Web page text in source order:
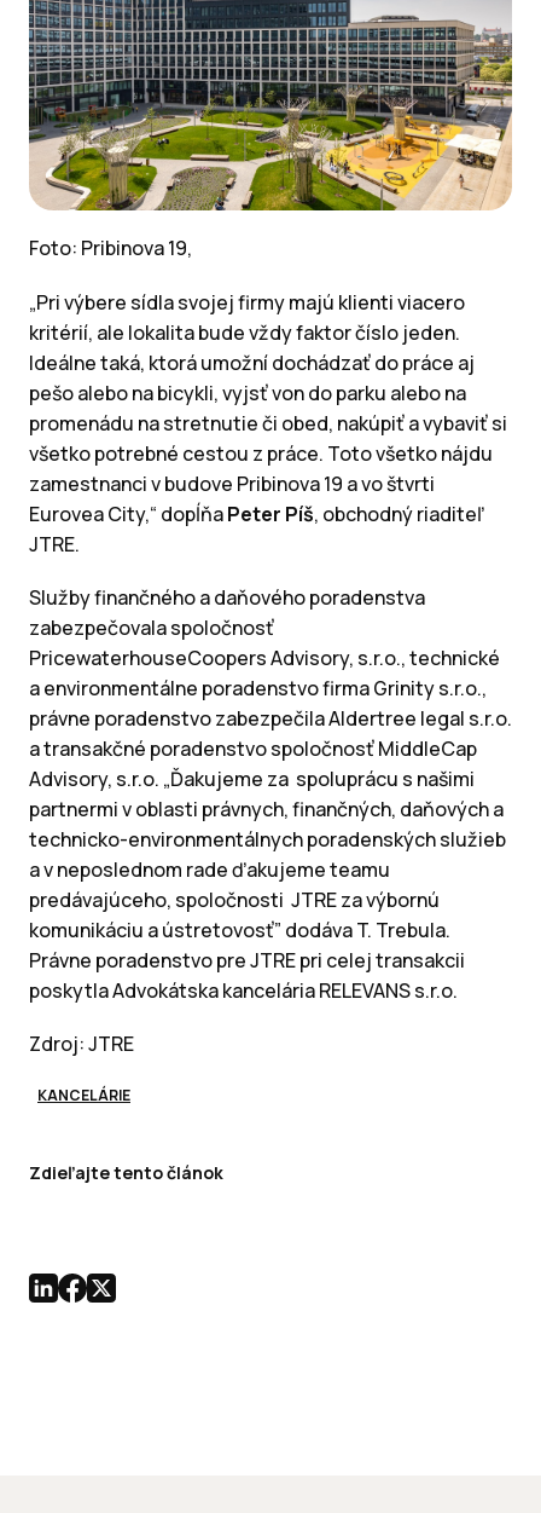
Foto: Pribinova 19,
„Pri výbere sídla svojej firmy majú klienti viacero
kritérií, ale lokalita bude vždy faktor číslo jeden.
Ideálne taká, ktorá umožní dochádzať do práce aj
pešo alebo na bicykli, vyjsť von do parku alebo na
promenádu na stretnutie či obed, nakúpiť a vybaviť si
všetko potrebné cestou z práce. Toto všetko nájdu
zamestnanci v budove Pribinova 19 a vo štvrti
Eurovea City,“ dopĺňaPeter Píš, obchodný riaditeľ
JTRE.
Služby finančného a daňového poradenstva
zabezpečovala spoločnosť
PricewaterhouseCoopers Advisory, s.r.o., technické
a environmentálne poradenstvo firma Grinity s.r.o.,
právne poradenstvo zabezpečila Aldertree legal s.r.o.
a transakčné poradenstvo spoločnosť MiddleCap
Advisory, s.r.o. „Ďakujeme za spoluprácu s našimi
partnermi v oblasti právnych, finančných, daňových a
technicko-environmentálnych poradenských služieb
a v neposlednom rade ďakujeme teamu
predávajúceho, spoločnosti JTRE za výbornú
komunikáciu a ústretovosť” dodáva T. Trebula.
Právne poradenstvo pre JTRE pri celej transakcii
poskytla Advokátska kancelária RELEVANS s.r.o.
Zdroj: JTRE
KANCELÁRIE
Zdieľajte tento článok